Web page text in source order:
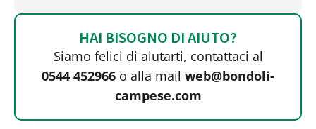
HAI BISOGNO DI AIUTO?
Siamo felici di aiutarti, contattaci al
0544 452966 o alla mail web@bondoli-
campese.com